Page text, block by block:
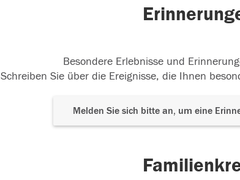
Besondere Erlebnisse und
Schreiben Sie über die Ereignisse, die Ihnen
Melden Sie sich bitte an, um eine